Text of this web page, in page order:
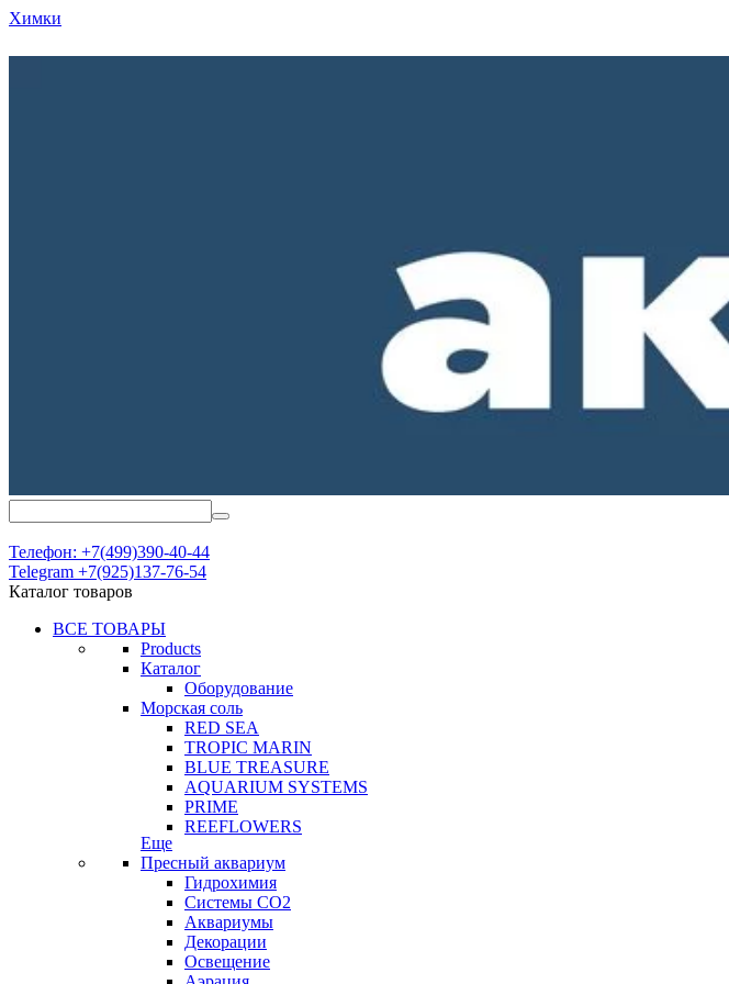
Химки
Телефон: +7(499)390-40-44
Telegram +7(925)137-76-54
Каталог товаров
ВСЕ ТОВАРЫ
Products
Каталог
Оборудование
Морская соль
RED SEA
TROPIC MARIN
BLUE TREASURE
AQUARIUM SYSTEMS
PRIME
REEFLOWERS
Еще
Пресный аквариум
Гидрохимия
Системы СО2
Аквариумы
Декорации
Освещение